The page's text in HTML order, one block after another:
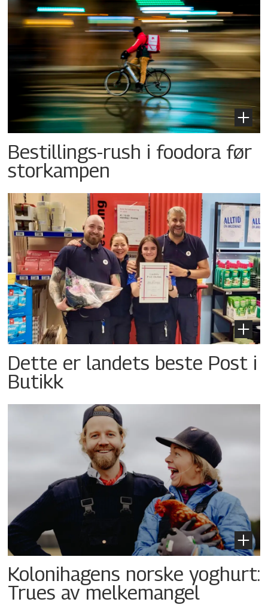
Bestillings-rush i foodora før
storkampen
Dette er landets beste Post i
Butikk
Kolonihagens norske yoghurt:
Trues av melkemangel